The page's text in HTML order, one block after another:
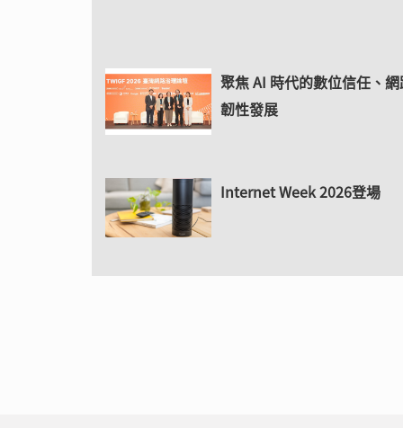
聚焦 AI 時代的數位信任、
韌性發展
Internet Week 2026登場